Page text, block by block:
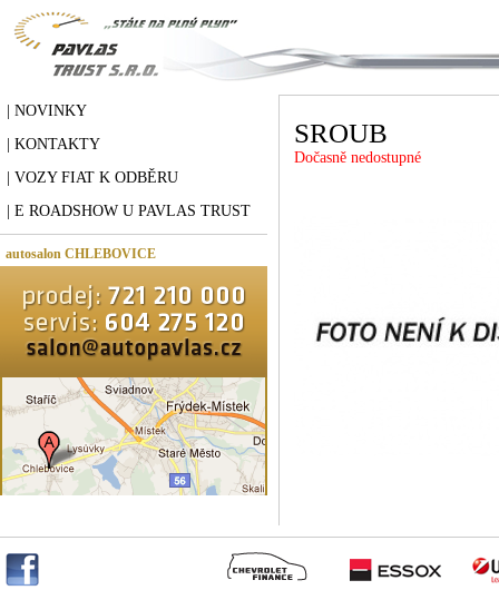
| NOVINKY
| KONTAKTY
| VOZY FIAT K ODBĚRU
| E ROADSHOW U PAVLAS TRUST
autosalon CHLEBOVICE
SROUB
Dočasně nedostupné